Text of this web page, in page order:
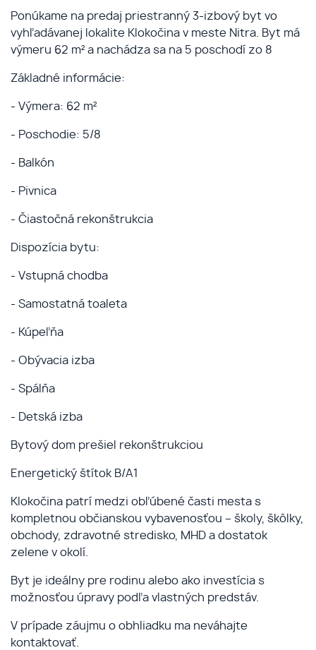
Ponúkame na predaj priestranný 3-izbový byt vo
vyhľadávanej lokalite Klokočina v meste Nitra. Byt má
výmeru 62 m² a nachádza sa na 5 poschodí zo 8
Základné informácie:
- Výmera: 62 m²
- Poschodie: 5/8
- Balkón
- Pivnica
- Čiastočná rekonštrukcia
Dispozícia bytu:
- Vstupná chodba
- Samostatná toaleta
- Kúpeľňa
- Obývacia izba
- Spálňa
- Detská izba
Bytový dom prešiel rekonštrukciou
Energetický štítok B/A1
Klokočina patrí medzi obľúbené časti mesta s
kompletnou občianskou vybavenosťou – školy, škôlky,
obchody, zdravotné stredisko, MHD a dostatok
zelene v okolí.
Byt je ideálny pre rodinu alebo ako investícia s
možnosťou úpravy podľa vlastných predstáv.
V prípade záujmu o obhliadku ma neváhajte
kontaktovať.